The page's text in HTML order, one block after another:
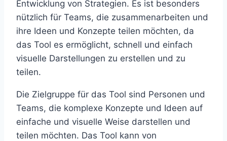
Entwicklung von Strategien. Es ist besonders
nützlich für Teams, die zusammenarbeiten und
ihre Ideen und Konzepte teilen möchten, da
das Tool es ermöglicht, schnell und einfach
visuelle Darstellungen zu erstellen und zu
teilen.
Die Zielgruppe für das Tool sind Personen und
Teams, die komplexe Konzepte und Ideen auf
einfache und visuelle Weise darstellen und
teilen möchten. Das Tool kann von